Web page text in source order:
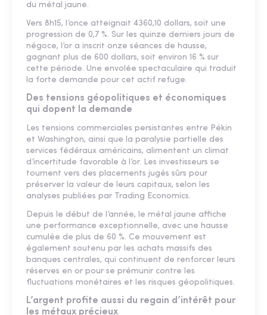
du métal jaune.
Vers 8h15, l’once atteignait 4360,10 dollars, soit une
progression de 0,7 %. Sur les quinze derniers jours de
négoce, l’or a inscrit onze séances de hausse,
gagnant plus de 600 dollars, soit environ 16 % sur
cette période. Une envolée spectaculaire qui traduit
la forte demande pour cet actif refuge.
Des tensions géopolitiques et économiques
qui dopent la demande
Les tensions commerciales persistantes entre Pékin
et Washington, ainsi que la paralysie partielle des
services fédéraux américains, alimentent un climat
d’incertitude favorable à l’or. Les investisseurs se
tournent vers des placements jugés sûrs pour
préserver la valeur de leurs capitaux, selon les
analyses publiées par Trading Economics.
Depuis le début de l’année, le métal jaune affiche
une performance exceptionnelle, avec une hausse
cumulée de plus de 60 %. Ce mouvement est
également soutenu par les achats massifs des
banques centrales, qui continuent de renforcer leurs
réserves en or pour se prémunir contre les
fluctuations monétaires et les risques géopolitiques.
L’argent profite aussi du regain d’intérêt pour
les métaux précieux